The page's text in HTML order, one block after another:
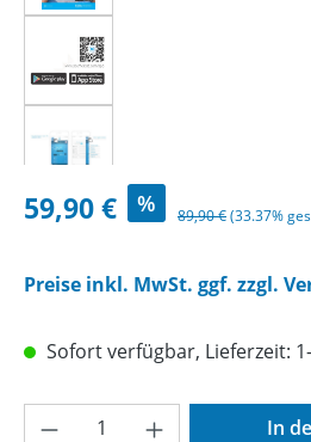
Verkaufspreis:
59,90 € % Regulärer Preis:
89,90 €(33.37%
Preise inkl. MwSt. ggf. zzgl.
Sofort verfügbar, Lieferzeit:
Produkt Anzahl: Gib
In